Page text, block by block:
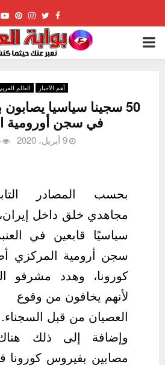
Facebook
Twitter
PRIMARY
أهم الأخبار العالم
50 سجينا سياسيا
في سجن أورومية
9 أبريل، 2020
بحسب المصادر
سجن أرومية المركزي
كورونا، وهدد مشرفو
لأنهم يخافون من وقوع
العصيان من قبل السجناء.